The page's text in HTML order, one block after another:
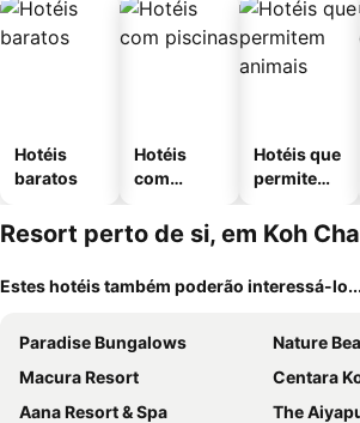
Hotéis
baratos
Hotéis
com
Hotéis que
permitem
Resort perto de si, em Koh
Estes hotéis também poderão interessá-lo...
Paradise Bungalows
Nature
Macura Resort
Centara Koh
Aana Resort & Spa
The